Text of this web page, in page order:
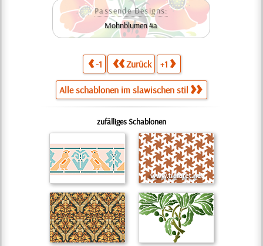
Passende Designs:
Mohnblumen 4a
-1 Zurück +1
Alle schablonen im slawischen stil
zufälliges Schablonen